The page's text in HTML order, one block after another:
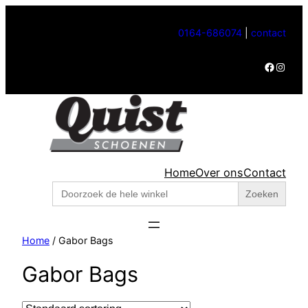
0164-686074 contact
Facebook Instagram
HomeOver onsContact
Zoek
naar:
Home / Gabor Bags
Gabor Bags